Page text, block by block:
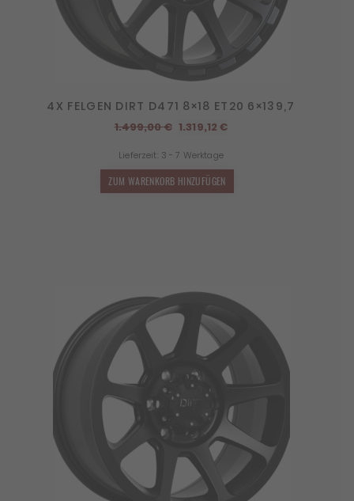
4X FELGEN DIRT D471 8×18 ET20 6×139,7
1.499,00€ Ursprünglicher
war:
1.499,00 €
1.319,12€Aktueller
Lieferzeit: 3 - 7 Werktage
ZUM WARENKORB HINZUFÜGEN